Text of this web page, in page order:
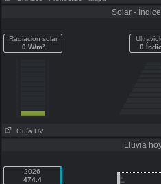
Solar -
Radiación solar
0 W/m²
0
Guía UV
Lluvia
2026
474.4